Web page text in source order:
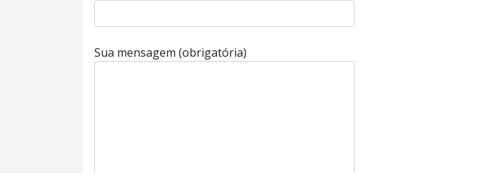
Sua mensagem (obrigatória)